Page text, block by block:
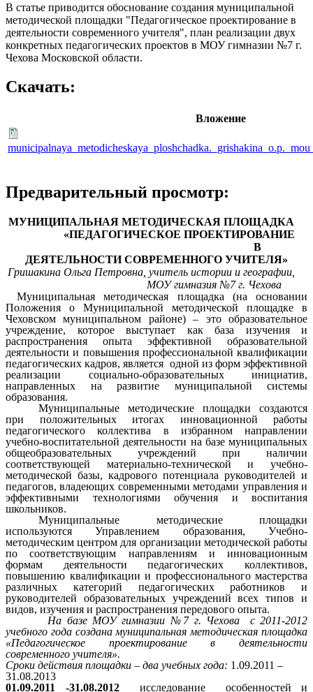
В статье приводится обоснование создания муниципальной
методической площадки "Педагогическое проектирование в
деятельности современного учителя", план реализации двух
конкретных педагогических проектов в МОУ гимназии №7 г.
Чехова Московской области.
Скачать:
Вложение
Предварительный просмотр:
МУНИЦИПАЛЬНАЯ МЕТОДИЧЕСКАЯ ПЛОЩАДКА
«ПЕДАГОГИЧЕСКОЕ ПРОЕКТИРОВАНИЕ
В
ДЕЯТЕЛЬНОСТИ СОВРЕМЕННОГО УЧИТЕЛЯ»
Гришакина Ольга Петровна, учитель истории и географии,
МОУ гимназия №7 г. Чехова
Муниципальная методическая площадка (на основании
Положения о Муниципальной методической площадке в
Чеховском муниципальном районе) – это образовательное
учреждение, которое выступает как база изучения и
распространения опыта эффективной образовательной
деятельности и повышения профессиональной квалификации
педагогических кадров, является одной из форм эффективной
реализации социально-образовательных инициатив,
направленных на развитие муниципальной системы
образования.
Муниципальные методические площадки создаются
при положительных итогах инновационной работы
педагогического коллектива в избранном направлении
учебно-воспитательной деятельности на базе муниципальных
общеобразовательных учреждений при наличии
соответствующей материально-технической и учебно-
методической базы, кадрового потенциала руководителей и
педагогов, владеющих современными методами управления и
эффективными технологиями обучения и воспитания
школьников.
Муниципальные методические площадки
используются Управлением образования, Учебно-
методическим центром для организации методической работы
по соответствующим направлениям и инновационным
формам деятельности педагогических коллективов,
повышению квалификации и профессионального мастерства
различных категорий педагогических работников и
руководителей образовательных учреждений всех типов и
видов, изучения и распространения передового опыта.
На базе МОУ гимназии №7 г. Чехова с 2011-2012
учебного года создана муниципальная методическая площадка
«Педагогическое проектирование в деятельности
современного учителя».
Сроки действия площадки – два учебных года: 1.09.2011 –
31.08.2013
01.09.2011 -31.08.2012исследование особенностей и